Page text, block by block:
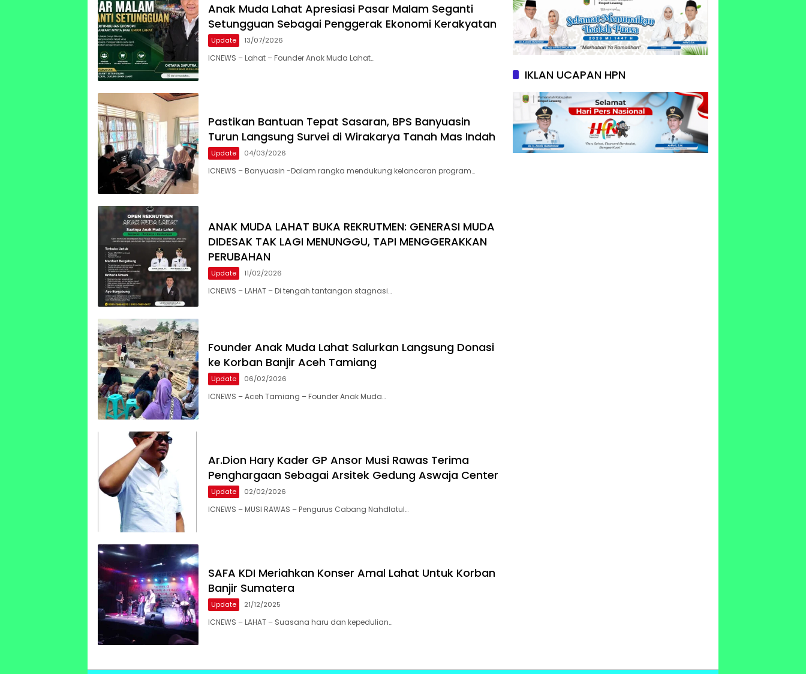
Anak Muda Lahat Apresiasi Pasar Malam Seganti
Setungguan Sebagai Penggerak Ekonomi Kerakyatan
Update 13/07/2026
ICNEWS – Lahat – Founder Anak Muda Lahat…
Pastikan Bantuan Tepat Sasaran, BPS Banyuasin
Turun Langsung Survei di Wirakarya Tanah Mas Indah
Update 04/03/2026
ICNEWS – Banyuasin -Dalam rangka mendukung kelancaran program…
ANAK MUDA LAHAT BUKA REKRUTMEN: GENERASI MUDA
DIDESAK TAK LAGI MENUNGGU, TAPI MENGGERAKKAN
PERUBAHAN
Update 11/02/2026
ICNEWS – LAHAT – Di tengah tantangan stagnasi…
Founder Anak Muda Lahat Salurkan Langsung Donasi
ke Korban Banjir Aceh Tamiang
Update 06/02/2026
ICNEWS – Aceh Tamiang – Founder Anak Muda…
Ar.Dion Hary Kader GP Ansor Musi Rawas Terima
Penghargaan Sebagai Arsitek Gedung Aswaja Center
Update 02/02/2026
ICNEWS – ​MUSI RAWAS – Pengurus Cabang Nahdlatul…
SAFA KDI Meriahkan Konser Amal Lahat Untuk Korban
Banjir Sumatera
Update 21/12/2025
ICNEWS – LAHAT – Suasana haru dan kepedulian…
IKLAN UCAPAN HPN